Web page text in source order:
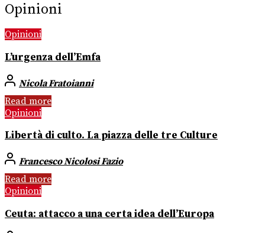
Opinioni
Opinioni
L’urgenza dell’Emfa
Nicola Fratoianni
Read more
Opinioni
Libertà di culto. La piazza delle tre Culture
Francesco Nicolosi Fazio
Read more
Opinioni
Ceuta: attacco a una certa idea dell’Europa